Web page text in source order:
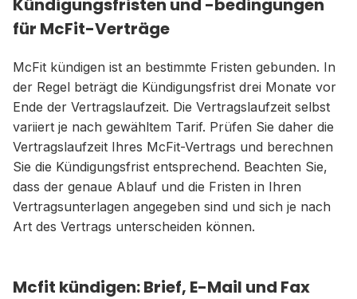
Kündigungsfristen und -bedingungen
für McFit-Verträge
McFit kündigen ist an bestimmte Fristen gebunden. In
der Regel beträgt die Kündigungsfrist drei Monate vor
Ende der Vertragslaufzeit. Die Vertragslaufzeit selbst
variiert je nach gewähltem Tarif. Prüfen Sie daher die
Vertragslaufzeit Ihres McFit-Vertrags und berechnen
Sie die Kündigungsfrist entsprechend. Beachten Sie,
dass der genaue Ablauf und die Fristen in Ihren
Vertragsunterlagen angegeben sind und sich je nach
Art des Vertrags unterscheiden können.
Mcfit kündigen: Brief, E-Mail und Fax